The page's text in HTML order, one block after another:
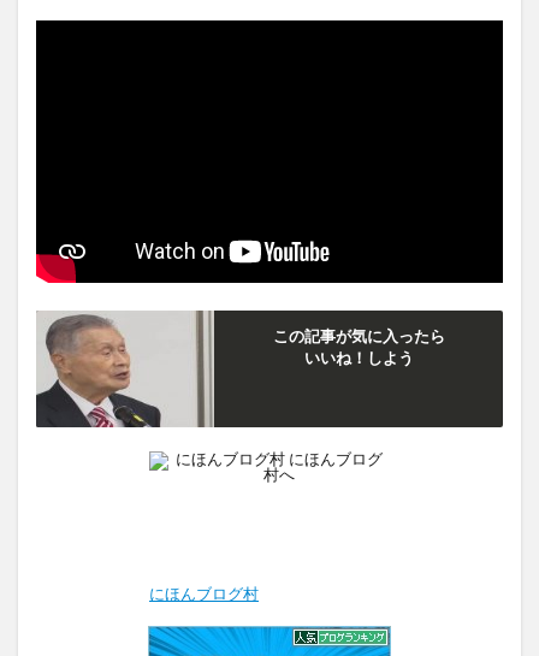
この記事が気に入ったら
いいね！しよう
にほんブログ村